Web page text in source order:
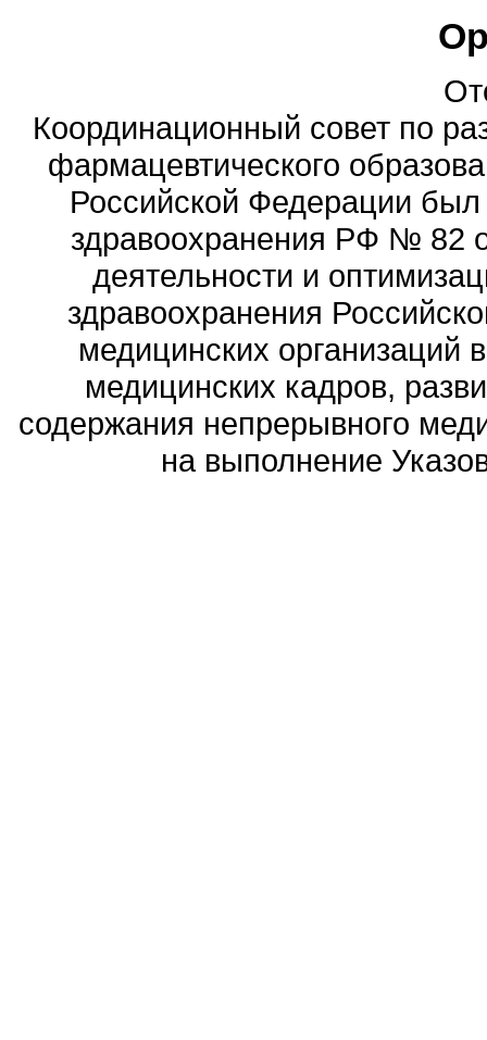
Координационный совет по
фармацевтического
Российской Федерации
здравоохранения РФ № 82
деятельности и
здравоохранения
медицинских
медицинских кадров,
содержания непрерывного
на выполнение